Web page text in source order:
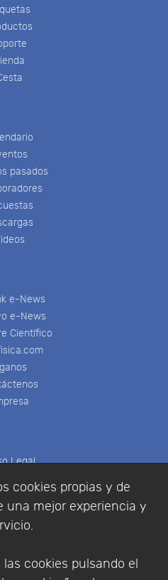
cookies propias y de
una mejor experiencia y
cookies pulsando el
pasados
e-News
e-News
Científico
Legal
Privacidad
de compra